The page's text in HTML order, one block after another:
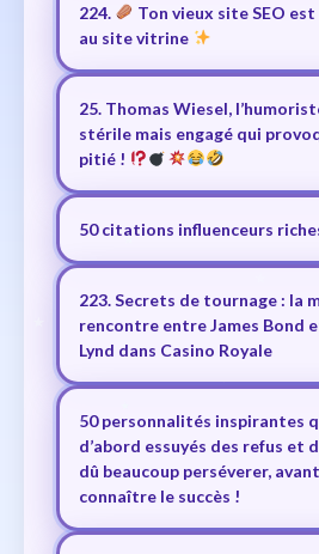
224.
Ton vieux site SEO
au site vitrine
25. Thomas Wiesel,
stérile mais engagé qui
pitié !
50 citations influenceurs
223. Secrets de tournage : la
rencontre entre James Bond
Lynd dans Casino Royale
50 personnalités inspirantes
d’abord essuyés des refus et
dû beaucoup perséverer,
connaître le succès !